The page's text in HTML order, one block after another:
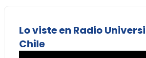
Lo viste en Radio
Chile